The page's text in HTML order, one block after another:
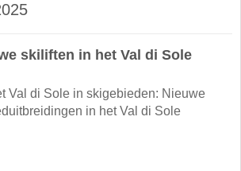
skiliften in het Val di Sole
Val di Sole in skigebieden: Nieuwe
in het Val di Sole